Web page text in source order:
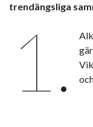
trendängsliga
1.